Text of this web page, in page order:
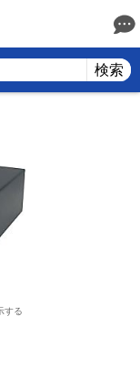
検索
する